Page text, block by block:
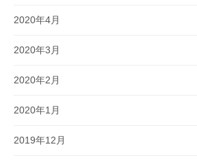
2020年4月
2020年3月
2020年2月
2020年1月
2019年12月